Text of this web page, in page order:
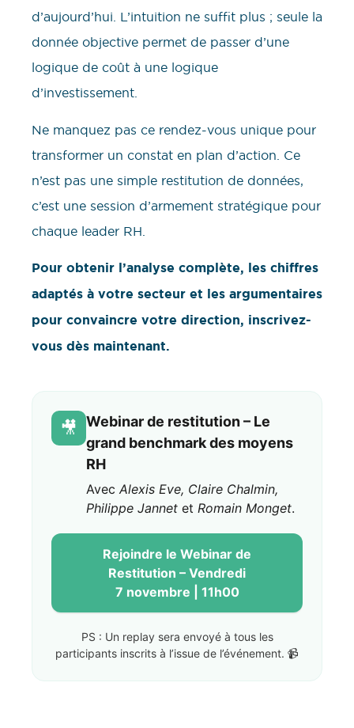
d’aujourd’hui. L’intuition ne suffit plus ; seule la
donnée objective permet de passer d’une
logique de coût à une logique
d’investissement.
Ne manquez pas ce rendez-vous unique pour
transformer un constat en plan d’action. Ce
n’est pas une simple restitution de données,
c’est une session d’armement stratégique pour
chaque leader RH.
Pour obtenir l’analyse complète, les chiffres
adaptés à votre secteur et les argumentaires
pour convaincre votre direction, inscrivez-
vous dès maintenant.
🎥
Webinar de restitution – Le
grand benchmark des moyens
RH
Avec Alexis Eve, Claire Chalmin,
Philippe Jannet et Romain Monget.
Rejoindre le Webinar de
Restitution – Vendredi
7 novembre | 11h00
PS : Un replay sera envoyé à tous les
participants inscrits à l’issue de l’événement. 📹